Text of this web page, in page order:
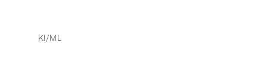
KI/ML